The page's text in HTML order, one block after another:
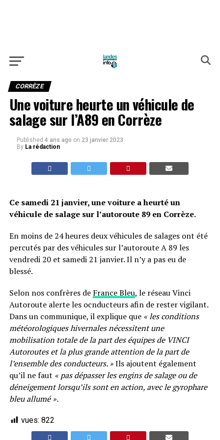
CORRÈZE
Une voiture heurte un véhicule de
salage sur l’A89 en Corrèze
Published 4 ans ago on 23 janvier 2023
By La rédaction
Ce samedi 21 janvier, une voiture a heurté un
véhicule de salage sur l’autoroute 89 en Corrèze.
En moins de 24 heures deux véhicules de salages ont été
percutés par des véhicules sur l’autoroute A 89 les
vendredi 20 et samedi 21 janvier. Il n’y a pas eu de
blessé.
Selon nos confrères de France Bleu, le réseau Vinci
Autoroute alerte les ocnducteurs afin de rester vigilant.
Dans un communique, il explique que « les conditions
météorologiques hivernales nécessitent une
mobilisation totale de la part des équipes de VINCI
Autoroutes et la plus grande attention de la part de
l’ensemble des conducteurs. »Ils ajoutent également
qu’il ne faut « pas dépasser les engins de salage ou de
déneigement lorsqu’ils sont en action, avec le gyrophare
bleu allumé ».
vues: 822